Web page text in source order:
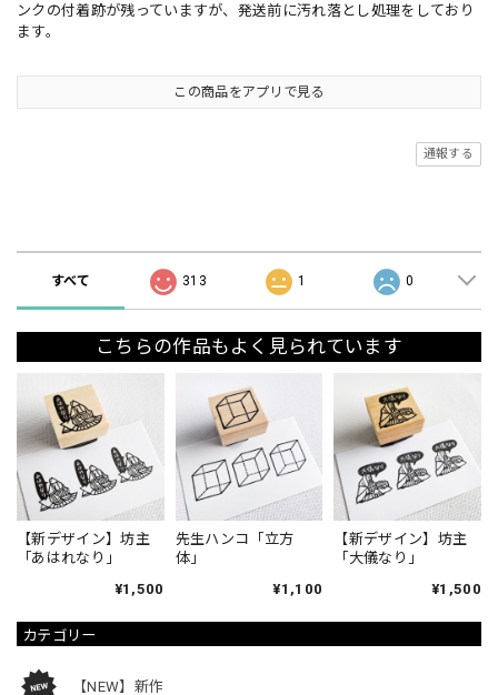
カテゴリー
【NEW】新作
ンクの付着跡が残っていますが、発送前に汚れ落とし処理をしており
ます。
この商品をアプリで見る
通報する
すべて 313 1 0
こちらの作品もよく見られています
【新デザイン】坊主
「あはれなり」
¥1,500
先生ハンコ「立方
体」
¥1,100
【新デザイン】坊主
「大儀なり」
¥1,500